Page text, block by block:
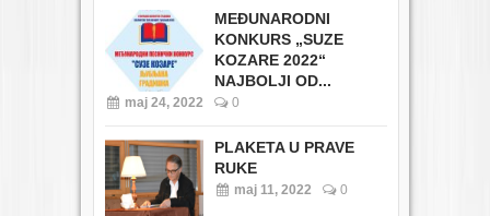
MEĐUNARODNI
KONKURS „SUZE
KOZARE 2022“
NAJBOLJI OD...
maj 24, 2022 0
PLAKETA U PRAVE
RUKE
maj 11, 2022 0